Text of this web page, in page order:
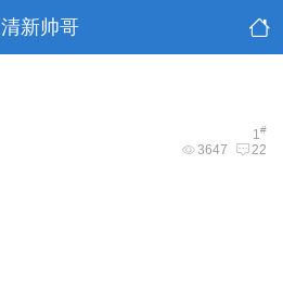
清新帅哥
1#
3647 22